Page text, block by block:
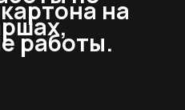
на
работы.